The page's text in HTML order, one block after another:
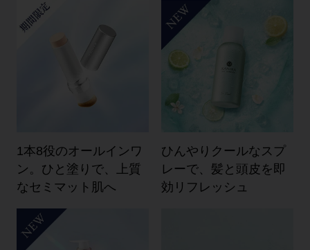
1本8役のオールインワ
ン。ひと塗りで、上質
なセミマット肌へ
ひんやりクールなスプ
レーで、髪と頭皮を即
効リフレッシュ